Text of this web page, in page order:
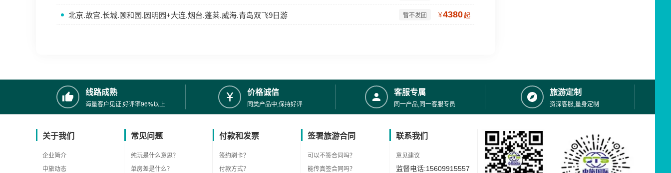
北京.故宫.长城.颐和园.圆明园+大连.烟台.蓬莱.威海.青岛双飞9日游 暂不发团 ¥4380起
线路成熟
海量客户见证,好评率96%以上
价格诚信
同类产品中,保持好评
客服专属
同一产品,同一客服专员
旅游定制
资深客服,量身定制
关于我们
企业简介
中旅动态
常见问题
纯玩是什么意思？
单房差是什么？
付款和发票
签约刷卡？
付款方式？
签署旅游合同
可以不签合同吗？
能传真签合同吗？
联系我们
意见建议
监督电话:15609915557